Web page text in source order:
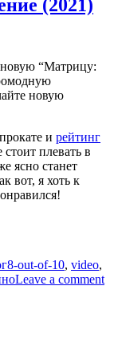
(2021)
новую “Матрицу:
новую
и рейтинг
плевать в
ясно станет
вот, я хоть к
8-out-of-10, video,
Leave a comment